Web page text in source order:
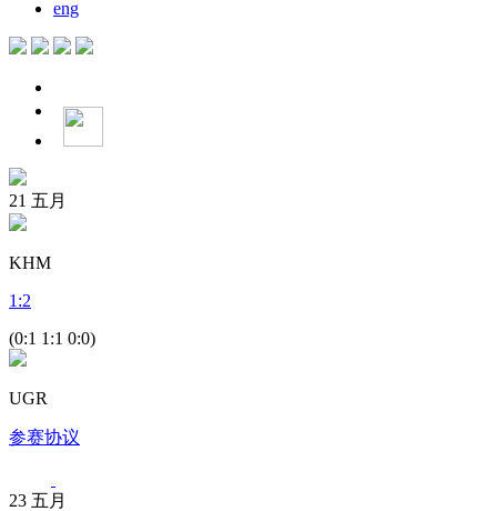
eng
21 五月
KHM
1 :2
(0:1 1:1 0:0)
UGR
参赛协议
23 五月